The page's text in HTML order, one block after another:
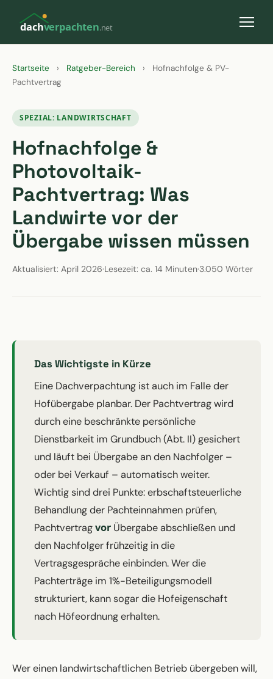
dachverpachten.net
Startseite › Ratgeber-Bereich ›
Hofnachfolge & PV-
Pachtvertrag
SPEZIAL: LANDWIRTSCHAFT
Hofnachfolge &
Photovoltaik-
Pachtvertrag: Was
Landwirte vor der
Übergabe wissen müssen
Aktualisiert: April 2026·Lesezeit: ca. 14 Minuten·3.050 Wörter
Das Wichtigste in Kürze
Eine Dachverpachtung ist auch im Falle der
Hofübergabe planbar. Der Pachtvertrag wird
durch eine beschränkte persönliche
Dienstbarkeit im Grundbuch (Abt. II) gesichert
und läuft bei Übergabe an den Nachfolger –
oder bei Verkauf – automatisch weiter.
Wichtig sind drei Punkte: erbschaftsteuerliche
Behandlung der Pachteinnahmen prüfen,
Pachtvertragvor Übergabe abschließen und
den Nachfolger frühzeitig in die
Vertragsgespräche einbinden. Wer die
Pachterträge im 1%-Beteiligungsmodell
strukturiert, kann sogar die Hofeigenschaft
nach Höfeordnung erhalten.
Wer einen landwirtschaftlichen Betrieb übergeben will,